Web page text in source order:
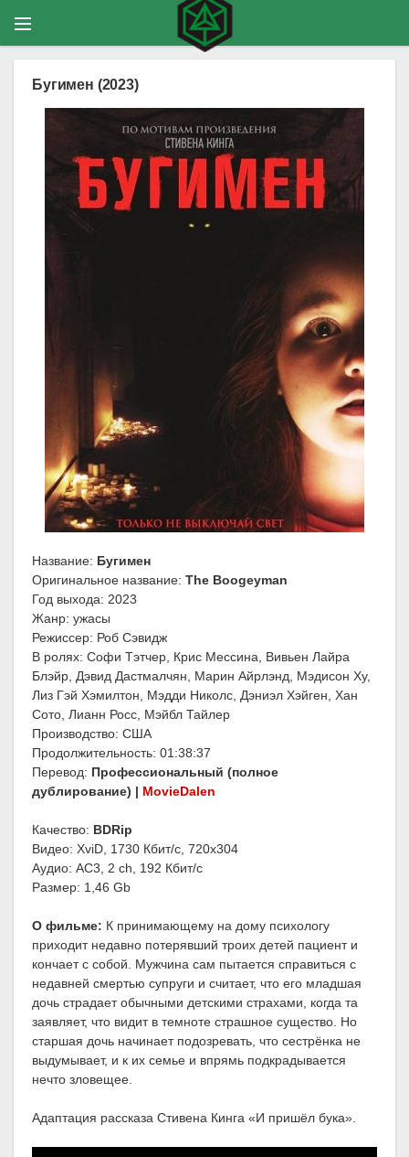
Бугимен (2023)
Название: Бугимен
Оригинальное название: The Boogeyman
Год выхода: 2023
Жанр: ужасы
Режиссер: Роб Сэвидж
В ролях: Софи Тэтчер, Крис Мессина, Вивьен Лайра
Блэйр, Дэвид Дастмалчян, Марин Айрлэнд, Мэдисон Ху,
Лиз Гэй Хэмилтон, Мэдди Николс, Дэниэл Хэйген, Хан
Сото, Лианн Росс, Мэйбл Тайлер
Производство: США
Продолжительность: 01:38:37
Перевод: Профессиональный (полное
дублирование) | MovieDalen
Качество: BDRip
Видео: XviD, 1730 Кбит/с, 720x304
Аудио: AC3, 2 ch, 192 Кбит/с
Размер: 1,46 Gb
О фильме: К принимающему на дому психологу
приходит недавно потерявший троих детей пациент и
кончает с собой. Мужчина сам пытается справиться с
недавней смертью супруги и считает, что его младшая
дочь страдает обычными детскими страхами, когда та
заявляет, что видит в темноте страшное существо. Но
старшая дочь начинает подозревать, что сестрёнка не
выдумывает, и к их семье и впрямь подкрадывается
нечто зловещее.
Адаптация рассказа Стивена Кинга «И пришёл бука».